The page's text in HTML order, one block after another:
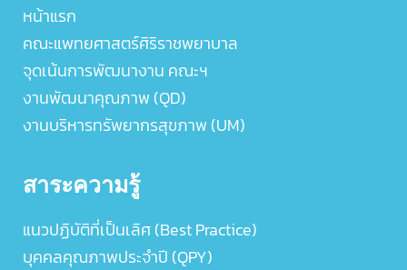
หน้าแรก
คณะแพทยศาสตร์ศิริราชพยาบาล
จุดเน้นการพัฒนางาน คณะฯ
งานพัฒนาคุณภาพ (QD)
งานบริหารทรัพยากรสุขภาพ (UM)
สาระความรู้
แนวปฏิบัติที่เป็นเลิศ (Best Practice)
บุคคลคุณภาพประจำปี (QPY)